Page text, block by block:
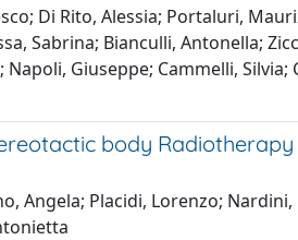
Di Rito, Alessia; Portaluri,
Sabrina; Bianculli, Antonella;
Giuseppe; Cammelli,
body
Angela; Placidi, Lorenzo;